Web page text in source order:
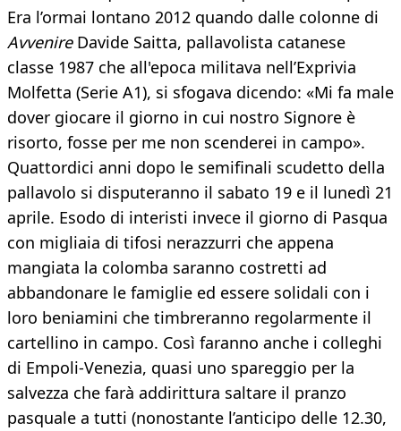
Era l’ormai lontano 2012 quando dalle colonne di
AvvenireDavide Saitta, pallavolista catanese
classe 1987 che all'epoca militava nell’Exprivia
Molfetta (Serie A1), si sfogava dicendo: «Mi fa male
dover giocare il giorno in cui nostro Signore è
risorto, fosse per me non scenderei in campo».
Quattordici anni dopo le semifinali scudetto della
pallavolo si disputeranno il sabato 19 e il lunedì 21
aprile. Esodo di interisti invece il giorno di Pasqua
con migliaia di tifosi nerazzurri che appena
mangiata la colomba saranno costretti ad
abbandonare le famiglie ed essere solidali con i
loro beniamini che timbreranno regolarmente il
cartellino in campo. Così faranno anche i colleghi
di Empoli-Venezia, quasi uno spareggio per la
salvezza che farà addirittura saltare il pranzo
pasquale a tutti (nonostante l’anticipo delle 12.30,